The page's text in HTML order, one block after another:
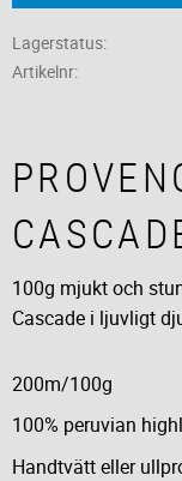
Lagerstatus
Artikelnr
100g mjukt och
Cascade i ljuvligt
200m/100g
100% peruvian
Handtvätt eller